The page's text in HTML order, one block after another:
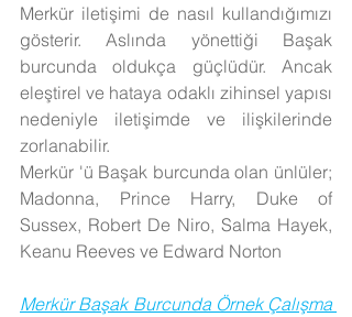
Merkür iletişimi de nasıl kullandığımızı
gösterir. Aslında yönettiği Başak
burcunda oldukça güçlüdür. Ancak
eleştirel ve hataya odaklı zihinsel yapısı
nedeniyle iletişimde ve ilişkilerinde
zorlanabilir.
Merkür 'ü Başak burcunda olan ünlüler;
Madonna, Prince Harry, Duke of
Sussex, Robert De Niro, Salma Hayek,
Keanu Reeves ve Edward Norton
Merkür Başak Burcunda Örnek Çalışma